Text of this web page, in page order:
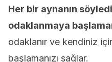
Her bir aynanın
odaklanmaya
odaklanır ve kendiniz
başlamanızı sağlar.